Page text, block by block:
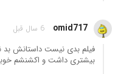
omid717 6 سال قبل
فیلم بدی نیست داستانش بد
بیشتری داشت و اکشنشم